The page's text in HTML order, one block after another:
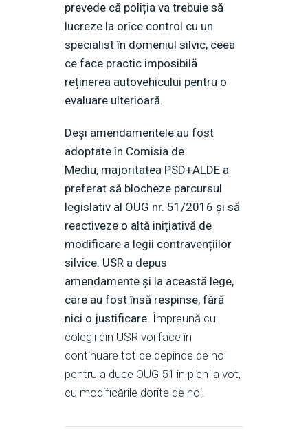
prevede că poliția va trebuie să
lucreze la orice control cu un
specialist în domeniul silvic, ceea
ce face practic imposibilă
reținerea autovehicului pentru o
evaluare ulterioară.
Deși amendamentele au fost
adoptate în Comisia de
Mediu, majoritatea PSD+ALDE a
preferat să blocheze parcursul
legislativ al OUG nr. 51/2016 și să
reactiveze o altă inițiativă de
modificare a legii contravențiilor
silvice. USR a depus
amendamente și la această lege,
care au fost însă respinse, fără
nici o justificare. Împreună cu
colegii din USR voi face în
continuare tot ce depinde de noi
pentru a duce OUG 51 în plen la vot,
cu modificările dorite de noi.